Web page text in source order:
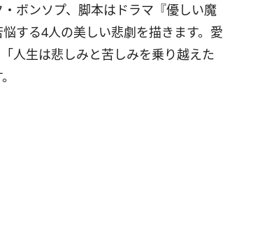
ボンソプ、脚本はドラマ『優しい魔
する4人の美しい悲劇を描きます。愛
人生は悲しみと苦しみを乗り越えた